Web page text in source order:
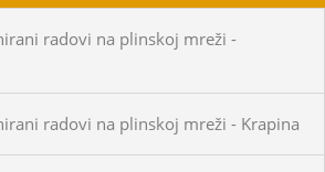
radovi na plinskoj mreži -
radovi na plinskoj mreži - Krapina